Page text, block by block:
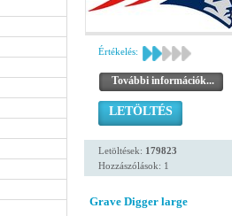
Értékelés:
További információk...
LETÖLTÉS
Letöltések: 179823
Hozzászólások: 1
Grave Digger large